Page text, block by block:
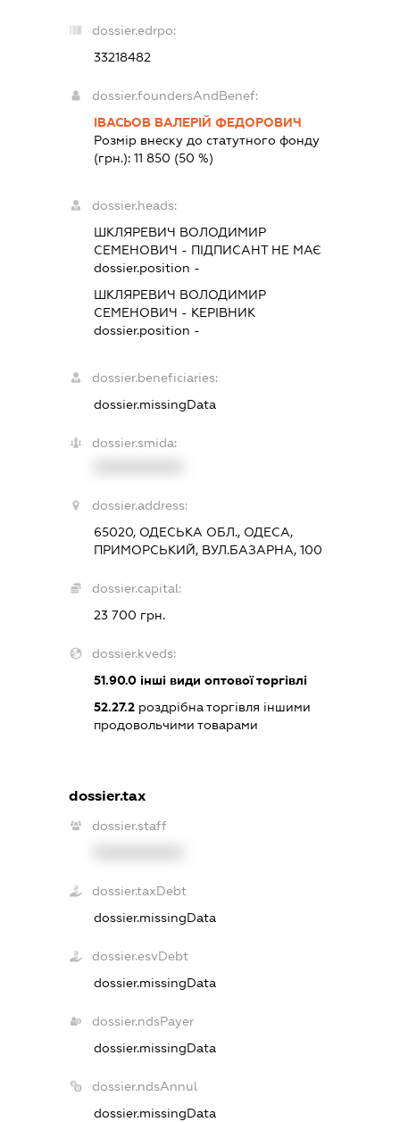
dossier.edrpo:
33218482
dossier.foundersAndBenef:
ІВАСЬОВ ВАЛЕРІЙ ФЕДОРОВИЧ
Розмір внеску до статутного фонду
(грн.):11 850 (50 %)
dossier.heads:
ШКЛЯРЕВИЧ ВОЛОДИМИР
СЕМЕНОВИЧ - ПІДПИСАНТНЕ МАЄ
dossier.position -
ШКЛЯРЕВИЧ ВОЛОДИМИР
СЕМЕНОВИЧ - КЕРІВНИК
dossier.position -
dossier.beneficiaries:
dossier.missingData
dossier.smida:
dossier.address:
65020, ОДЕСЬКА ОБЛ., ОДЕСА,
ПРИМОРСЬКИЙ, ВУЛ.БАЗАРНА, 100
dossier.capital:
23 700 грн.
dossier.kveds:
51.90.0 інші види оптової торгівлі
52.27.2 роздрібна торгівля іншими
продовольчими товарами
dossier.tax
dossier.staff
dossier.taxDebt
dossier.missingData
dossier.esvDebt
dossier.missingData
dossier.ndsPayer
dossier.missingData
dossier.ndsAnnul
dossier.missingData